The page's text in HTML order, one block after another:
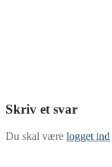
Skriv et svar
Du skal være logget ind